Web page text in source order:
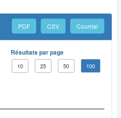
PDF CSV Courriel
Résultats par page
10 25 50 100